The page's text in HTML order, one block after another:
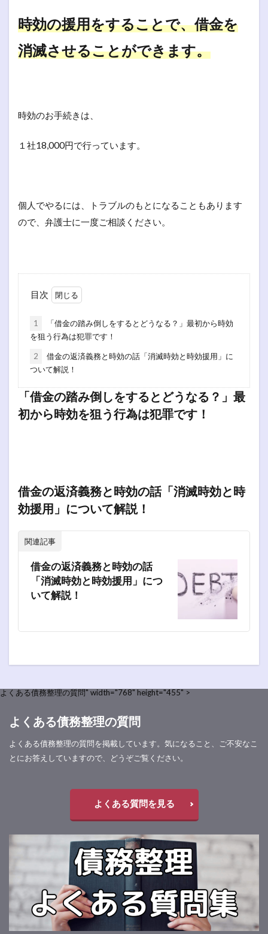
時効の援用をすることで、借金を
消滅させることができます。
時効のお手続きは、
１社18,000円で行っています。
個人でやるには、トラブルのもとになることもあります
ので、弁護士に一度ご相談ください。
目次
1
「借金の踏み倒しをするとどうなる？」最初から時効
を狙う行為は犯罪です！
2
借金の返済義務と時効の話「消滅時効と時効援用」に
ついて解説！
「借金の踏み倒しをするとどうなる？」最
初から時効を狙う行為は犯罪です！
借金の返済義務と時効の話「消滅時効と時
効援用」について解説！
関連記事
借金の返済義務と時効の話
「消滅時効と時効援用」につ
いて解説！
よくある債務整理の質問" width="768" height="455" >
よくある債務整理の質問
よくある債務整理の質問を掲載しています。気になること、ご不安なこ
とにお答えしていますので、どうぞご覧ください。
よくある質問を見る